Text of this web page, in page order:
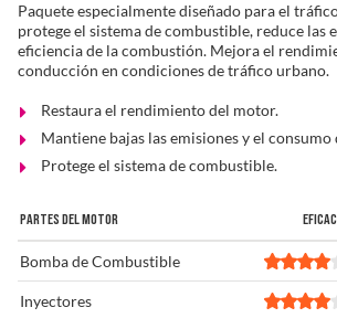
Noticias
Solucionador de
Encuentra un
Paquete especialmente diseñado para el
protege el sistema de combustible, reduce las
eficiencia de la combustión. Mejora el
conducción en condiciones de tráfico urbano.
Restaura el rendimiento del motor.
Mantiene bajas las emisiones y el
Protege el sistema de combustible.
PARTES DEL MOTOR
Bomba de Combustible
Inyectores